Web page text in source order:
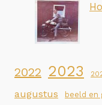
2022 2023
augustus beeld en